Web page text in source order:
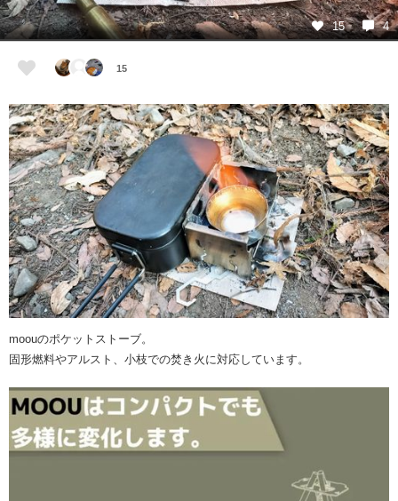
15 4
15
moouのポケットストーブ。
固形燃料やアルスト、小枝での焚き火に対応しています。